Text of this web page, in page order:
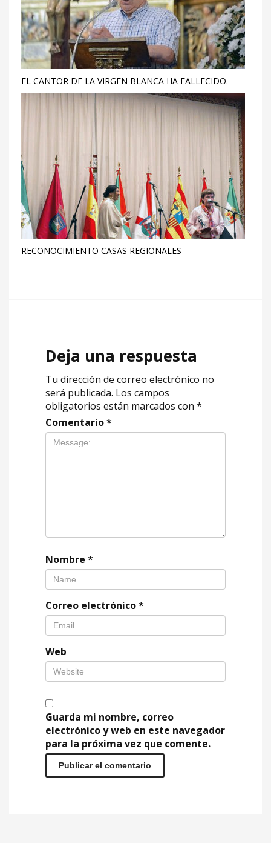
EL CANTOR DE LA VIRGEN BLANCA HA FALLECIDO.
RECONOCIMIENTO CASAS REGIONALES
Deja una respuesta
Tu dirección de correo electrónico no
será publicada. Los campos
obligatorios están marcados con *
Comentario*
Nombre *
Correo electrónico*
Web
Guarda mi nombre, correo
electrónico y web en este navegador
para la próxima vez que comente.